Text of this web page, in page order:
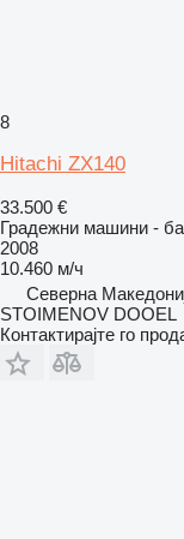
8
Hitachi ZX140
33.500 €
Градежни машини -
2008
10.460 м/ч
Северна
STOIMENOV DOOEL
Контактирајте го